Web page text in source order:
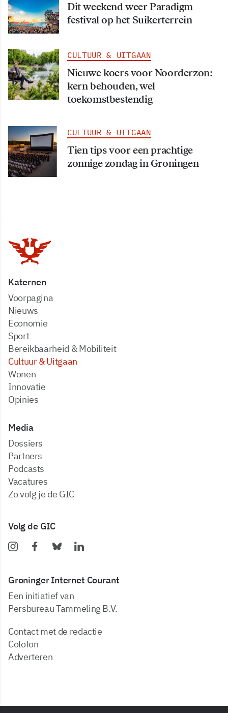
Dit weekend weer Paradigm
festival op het Suikerterrein
CULTUUR & UITGAAN
Nieuwe koers voor Noorderzon:
kern behouden, wel
toekomstbestendig
CULTUUR & UITGAAN
Tien tips voor een prachtige
zonnige zondag in Groningen
Katernen
Voorpagina
Nieuws
Economie
Sport
Bereikbaarheid & Mobiliteit
Cultuur & Uitgaan
Wonen
Innovatie
Opinies
Media
dossiers
partners
podcasts
vacatures
zo volg je de GIC
Volg de GIC
Groninger Internet Courant
Een initiatief van
Persbureau Tammeling B.V.
Contact met de redactie
Colofon
Adverteren